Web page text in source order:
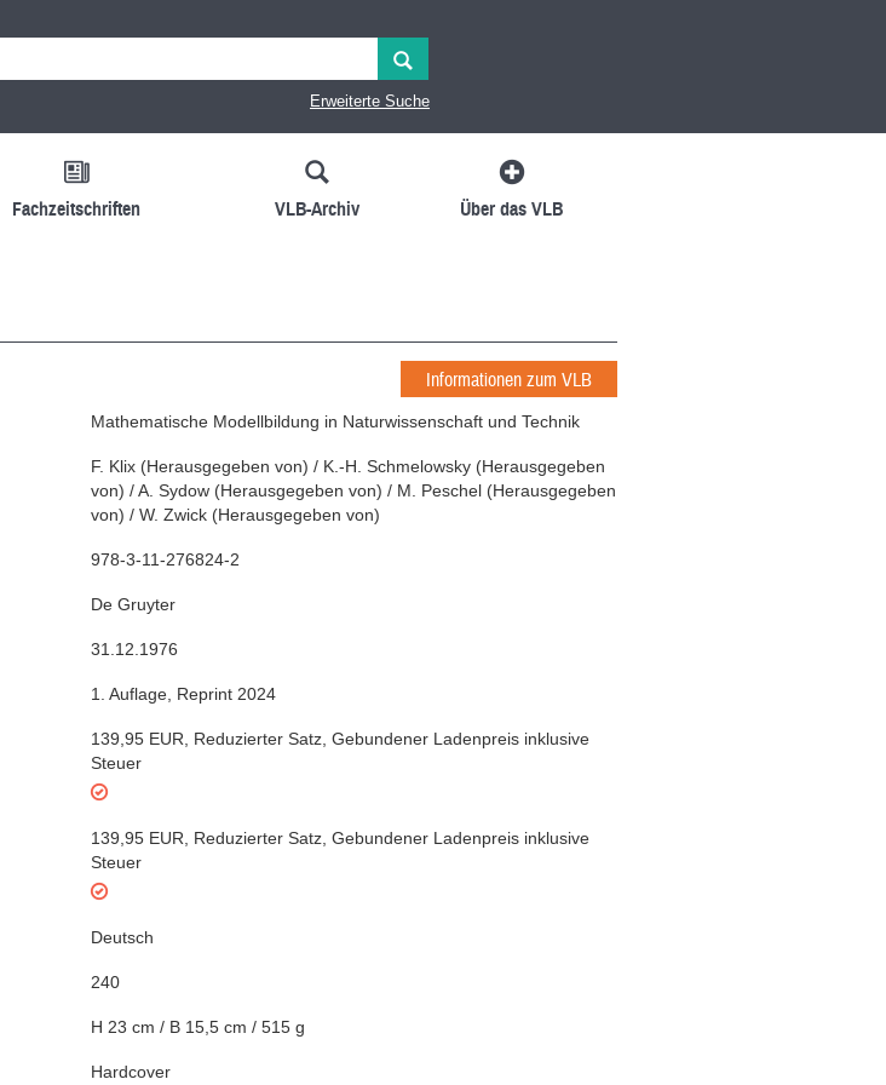
Erweiterte Suche
Fachzeitschriften VLB-Archiv Über das VLB
Informationen zum VLB
Mathematische Modellbildung in Naturwissenschaft und Technik
F. Klix (Herausgegeben von) / K.-H. Schmelowsky (Herausgegeben
von) /A. Sydow (Herausgegeben von) / M. Peschel (Herausgegeben
von) / W. Zwick (Herausgegeben von)
978-3-11-276824-2
De Gruyter
31.12.1976
1. Auflage Reprint 2024
139,95 EUR Reduzierter Satz Gebundener Ladenpreis inklusive
Steuer
139,95 EUR Reduzierter Satz Gebundener Ladenpreis inklusive
Steuer
Deutsch
240
H 23 cm / B 15,5 cm / 515 g
Hardcover